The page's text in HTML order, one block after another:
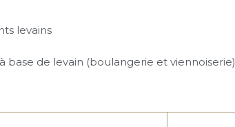
levains
base de levain (boulangerie et viennoiserie)